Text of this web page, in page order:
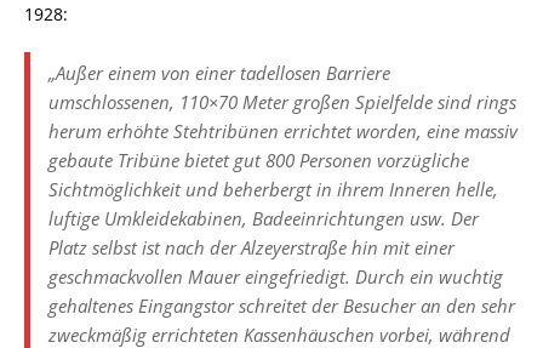
1928:
„Außer einem von einer tadellosen Barriere
umschlossenen, 110×70 Meter großen Spielfelde sind rings
herum erhöhte Stehtribünen errichtet worden, eine massiv
gebaute Tribüne bietet gut 800 Personen vorzügliche
Sichtmöglichkeit und beherbergt in ihrem Inneren helle,
luftige Umkleidekabinen, Badeeinrichtungen usw. Der
Platz selbst ist nach der Alzeyerstraße hin mit einer
geschmackvollen Mauer eingefriedigt. Durch ein wuchtig
gehaltenes Eingangstor schreitet der Besucher an den sehr
zweckmäßig errichteten Kassenhäuschen vorbei, während